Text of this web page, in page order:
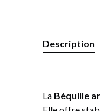
Description
La Béquille